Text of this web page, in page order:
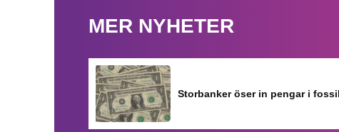
MER NYHETER
Storbanker öser in pengar i